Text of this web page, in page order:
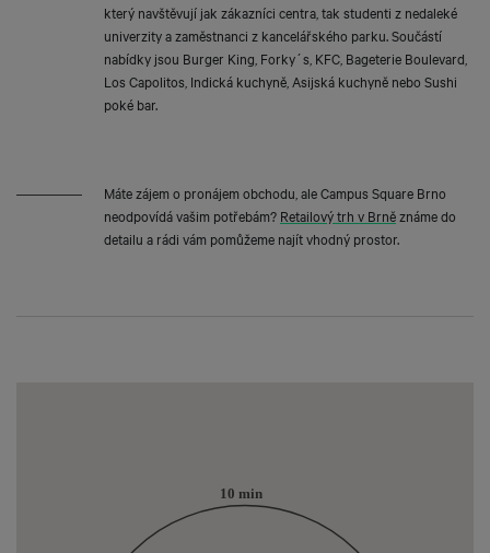
který navštěvují jak zákazníci centra, tak studenti z nedaleké
univerzity a zaměstnanci z kancelářského parku. Součástí
nabídky jsou Burger King, Forky´s, KFC, Bageterie Boulevard,
Los Capolitos, Indická kuchyně, Asijská kuchyně nebo Sushi
poké bar.
Máte zájem o pronájem obchodu, ale Campus Square Brno
neodpovídá vašim potřebám? Retailový trh v Brněznáme do
detailu a rádi vám pomůžeme najít vhodný prostor.